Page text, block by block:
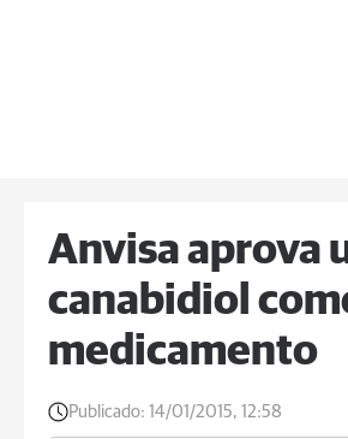
Anvisa aprova
canabidiol
medicamento
Publicado: 14/01/2015, 12:58